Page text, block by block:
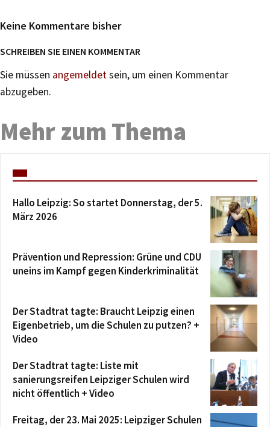
Keine Kommentare bisher
SCHREIBEN SIE EINEN KOMMENTAR
Sie müssen angemeldetsein, um einen Kommentar
abzugeben.
Mehr zum Thema
Hallo Leipzig: So startet Donnerstag, der 5.
März 2026
Prävention und Repression: Grüne und CDU
uneins im Kampf gegen Kinderkriminalität
Der Stadtrat tagte: Braucht Leipzig einen
Eigenbetrieb, um die Schulen zu putzen? +
Video
Der Stadtrat tagte: Liste mit
sanierungsreifen Leipziger Schulen wird
nicht öffentlich + Video
Freitag, der 23. Mai 2025: Leipziger Schulen